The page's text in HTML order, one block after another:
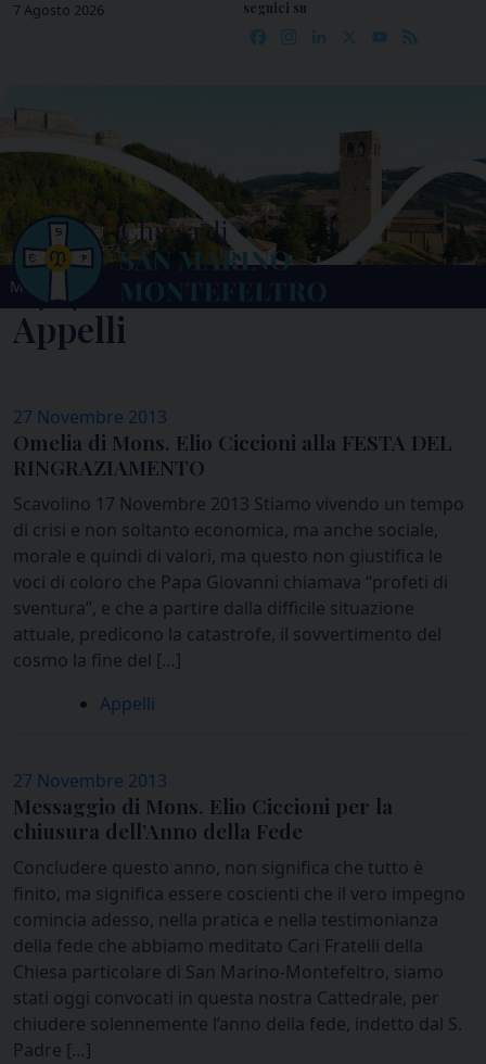
Skip7 Agosto 2026 seguici su
Facebook
Instagram
LinkedIn YouTube
MENU
Appelli
27 Novembre 2013
Omelia di Mons. Elio Ciccioni alla FESTA DEL
RINGRAZIAMENTO
Scavolino 17 Novembre 2013 Stiamo vivendo un tempo
di crisi e non soltanto economica, ma anche sociale,
morale e quindi di valori, ma questo non giustifica le
voci di coloro che Papa Giovanni chiamava “profeti di
sventura”, e che a partire dalla difficile situazione
attuale, predicono la catastrofe, il sovvertimento del
cosmo la fine del […]
Appelli
27 Novembre 2013
Messaggio di Mons. Elio Ciccioni per la
chiusura dell’Anno della Fede
Concludere questo anno, non significa che tutto è
finito, ma significa essere coscienti che il vero impegno
comincia adesso, nella pratica e nella testimonianza
della fede che abbiamo meditato Cari Fratelli della
Chiesa particolare di San Marino-Montefeltro, siamo
stati oggi convocati in questa nostra Cattedrale, per
chiudere solennemente l’anno della fede, indetto dal S.
Padre […]